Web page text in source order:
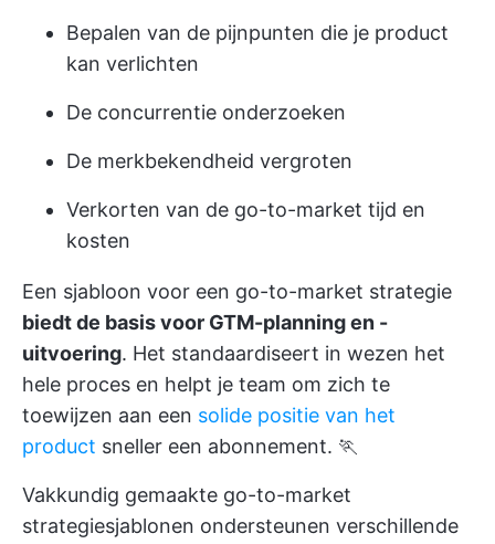
Bepalen van de pijnpunten die je product
kan verlichten
De concurrentie onderzoeken
De merkbekendheid vergroten
Verkorten van de go-to-market tijd en
kosten
Een sjabloon voor een go-to-market strategie
biedt de basis voor GTM-planning en -
uitvoering. Het standaardiseert in wezen het
hele proces en helpt je team om zich te
toewijzen aan een solide positie van het
product sneller een abonnement. 🏃
Vakkundig gemaakte go-to-market
strategiesjablonen ondersteunen verschillende